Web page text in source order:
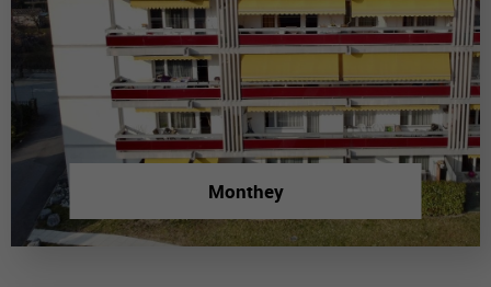
Monthey